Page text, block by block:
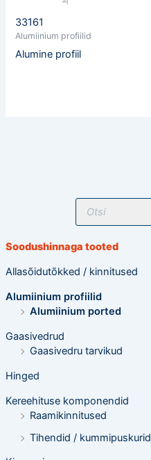
T
o
t
o
t
i
n
g
Soodushinnaga tooted
Allasõidutõkked / kinnitused
Alumiinium profiilid
Alumiinium ported
Gaasivedrud
Gaasivedru tarvikud
Hinged
Kereehituse komponendid
Raamikinnitused
Tihendid / kummipuskurid
33161
Alumiinium profiilid
Alumine profiil